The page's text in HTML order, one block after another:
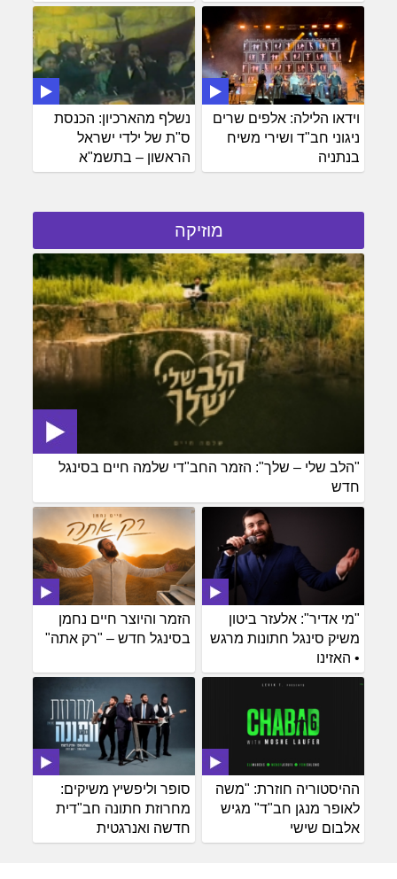
נשלף מהארכיון: הכנסת
ס"ת של ילדי ישראל
הראשון – בתשמ"א
וידאו הלילה: אלפים שרים
ניגוני חב"ד ושירי משיח
בנתניה
מוזיקה
"הלב שלי – שלך": הזמר החב"די שלמה חיים בסינגל
חדש
הזמר והיוצר חיים נחמן
בסינגל חדש – "רק אתה"
"מי אדיר": אלעזר ביטון
משיק סינגל חתונות מרגש
• האזינו
סופר וליפשיץ משיקים:
מחרוזת חתונה חב"דית
חדשה ואנרגטית
ההיסטוריה חוזרת: "משה
לאופר מנגן חב"ד" מגיש
אלבום שישי